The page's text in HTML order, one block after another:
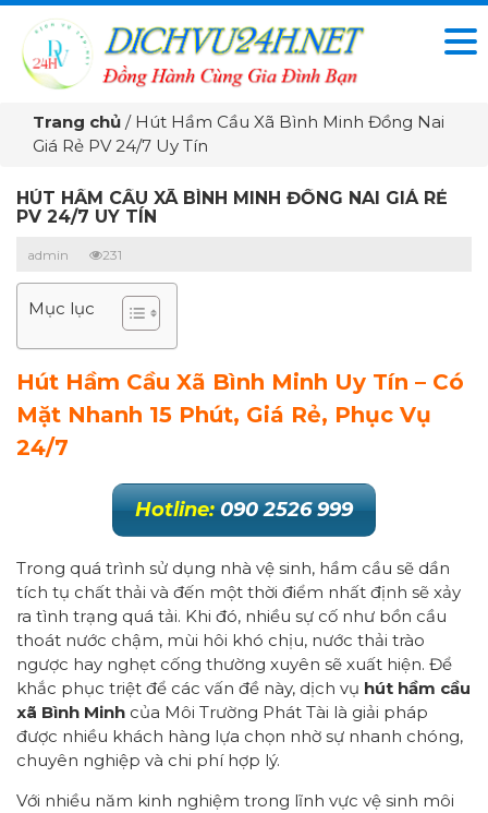
Trang chủ / Hút Hầm Cầu Xã Bình Minh Đồng Nai
Giá Rẻ PV 24/7 Uy Tín
HÚT HẦM CẦU XÃ BÌNH MINH ĐỒNG NAI GIÁ RẺ
PV 24/7 UY TÍN
admin 231
Mục lục
Hút Hầm Cầu Xã Bình Minh Uy Tín – Có
Mặt Nhanh 15 Phút, Giá Rẻ, Phục Vụ
24/7
Hotline: 090 2526 999
Trong quá trình sử dụng nhà vệ sinh, hầm cầu sẽ dần
tích tụ chất thải và đến một thời điểm nhất định sẽ xảy
ra tình trạng quá tải. Khi đó, nhiều sự cố như bồn cầu
thoát nước chậm, mùi hôi khó chịu, nước thải trào
ngược hay nghẹt cống thường xuyên sẽ xuất hiện. Để
khắc phục triệt để các vấn đề này, dịch vụ hút hầm cầu
xã Bình Minh của Môi Trường Phát Tài là giải pháp
được nhiều khách hàng lựa chọn nhờ sự nhanh chóng,
chuyên nghiệp và chi phí hợp lý.
Với nhiều năm kinh nghiệm trong lĩnh vực vệ sinh môi